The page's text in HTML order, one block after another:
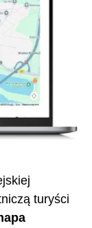
turyści